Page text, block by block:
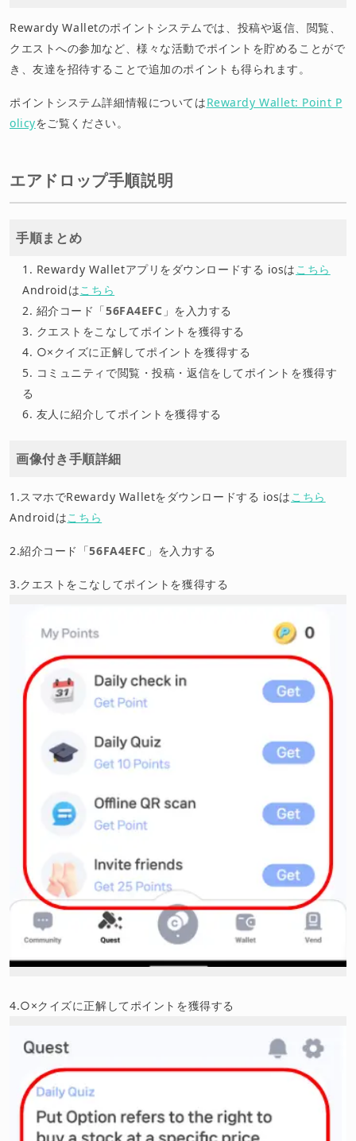
Rewardy Walletのポイントシステムでは、投稿や返信、閲覧、
クエストへの参加など、様々な活動でポイントを貯めることがで
き、友達を招待することで追加のポイントも得られます。
ポイントシステム詳細情報についてはRewardy Wallet: Point P
olicyをご覧ください。
エアドロップ手順説明
手順まとめ
Rewardy Walletアプリをダウンロードする iosはこちら
Androidはこちら
紹介コード「56FA4EFC 」を入力する
クエストをこなしてポイントを獲得する
○×クイズに正解してポイントを獲得する
コミュニティで閲覧・投稿・返信をしてポイントを獲得す
る
友人に紹介してポイントを獲得する
画像付き手順詳細
1.スマホでRewardy Walletをダウンロードする iosはこちら
Androidはこちら
2.紹介コード「56FA4EFC 」を入力する
3.クエストをこなしてポイントを獲得する
4.○×クイズに正解してポイントを獲得する